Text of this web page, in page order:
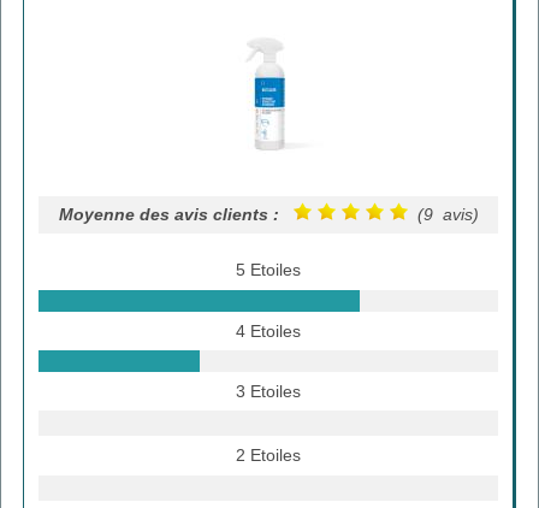
Moyenne des avis clients : (9 avis)
5 Etoiles
4 Etoiles
3 Etoiles
2 Etoiles